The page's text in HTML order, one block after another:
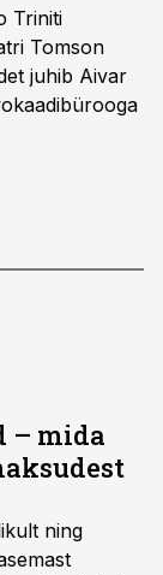
Triniti
Tomson
juhib Aivar
– mida
ning